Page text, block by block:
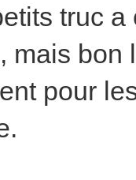
truc
mais
pour